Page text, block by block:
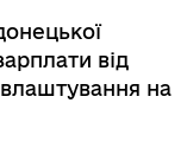
від
на